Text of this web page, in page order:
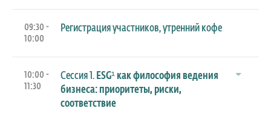
09:30 -
10:00
Регистрация участников, утренний кофе
10:00 -
11:30
Сессия 1. ESG¹ как философия ведения
бизнеса: приоритеты, риски,
соответствие